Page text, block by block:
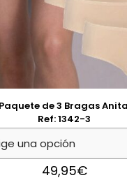
Paquete de 3 Bragas
Ref: 1342-3
49,95€